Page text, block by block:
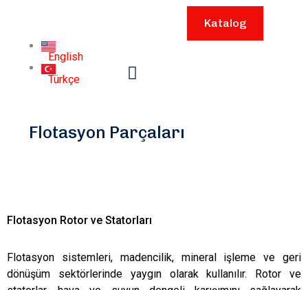
Katalog
English
Türkçe
Flotasyon Parçaları
Flotasyon Rotor ve Statorları
Flotasyon sistemleri, madencilik, mineral işleme ve geri
dönüşüm sektörlerinde yaygın olarak kullanılır. Rotor ve